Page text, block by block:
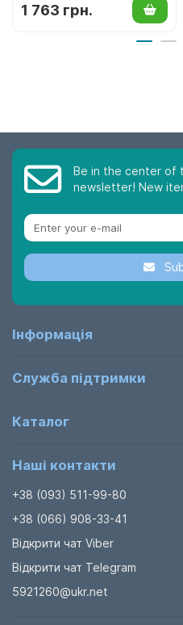
1 763 грн.
Be in the center of
newsletter! New
Інформація
Служба підтримки
Каталог
Наші контакти
+38 (093) 511-99-80
+38 (066) 908-33-41
Відкрити чат Viber
Відкрити чат Telegram
5921260@ukr.net